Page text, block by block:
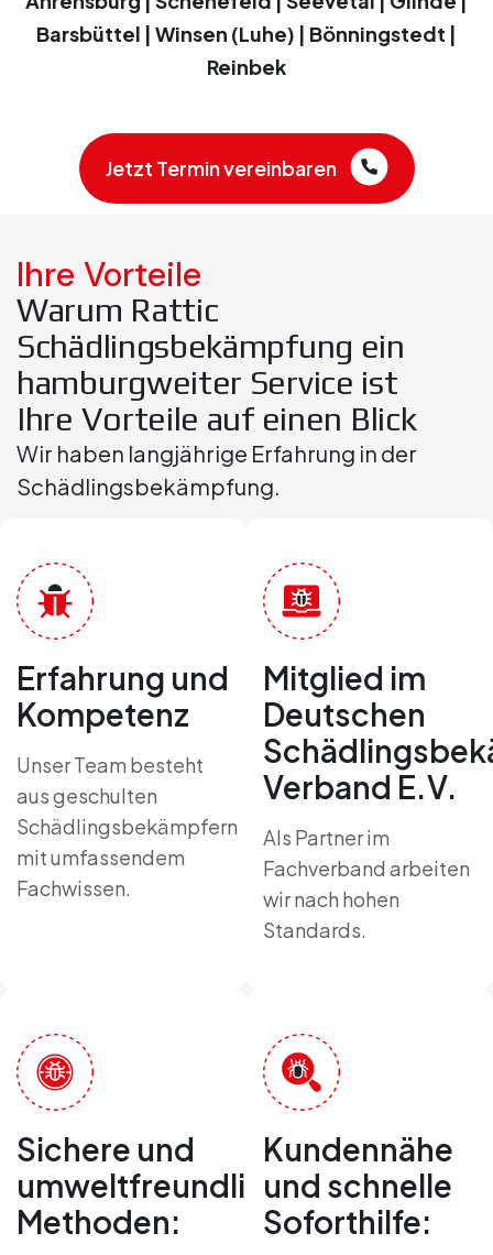
Barsbüttel | Winsen (Luhe) | Bönningstedt |
Reinbek
Jetzt Termin vereinbaren
Ihre Vorteile
Warum Rattic
Schädlingsbekämpfung ein
hamburgweiter Service ist
Ihre Vorteile auf einen Blick​
Wir haben langjährige Erfahrung in der
Schädlingsbekämpfung.
Erfahrung und
Kompetenz
Unser Team besteht
aus geschulten
Schädlingsbekämpfern
mit umfassendem
Fachwissen.
Mitglied im
Deutschen
Verband E.V.
Als Partner im
Fachverband arbeiten
wir nach hohen
Standards.
Sichere und
umweltfreundliche
Methoden:
Kundennähe
und schnelle
Soforthilfe: